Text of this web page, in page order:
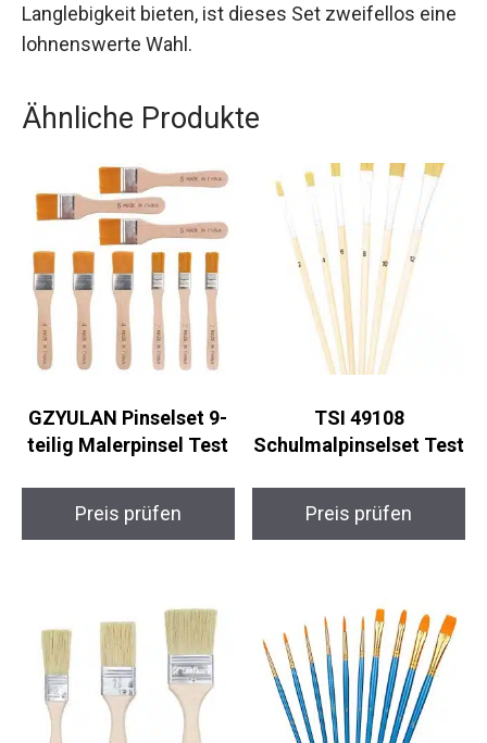
Langlebigkeit bieten, ist dieses Set zweifellos eine
lohnenswerte Wahl.
Ähnliche Produkte
GZYULAN Pinselset 9-
teilig Malerpinsel Test
Preis prüfen
TSI 49108
Schulmalpinselset Test
Preis prüfen